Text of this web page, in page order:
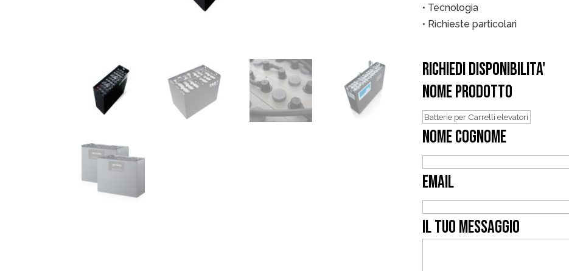
• Tecnologia
• Richieste particolari
RICHIEDI DISPONIBILITA'
NOME PRODOTTO
NOME COGNOME
EMAIL
IL TUO MESSAGGIO